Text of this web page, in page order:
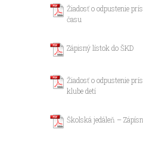
Žiadosť o odpustenie
času
Zápisný lístok do ŠKD
Žiadosť o odpustenie
klube detí
Školská jedáleň –